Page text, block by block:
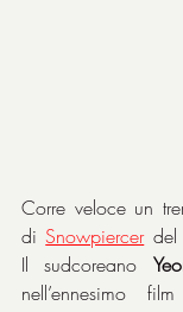
Corre veloce un
di Snowpiercer del
Il sudcoreano
nell’ennesimo